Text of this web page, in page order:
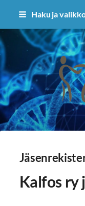
Siirry
sisältöön
Haku ja
Kalfos ry